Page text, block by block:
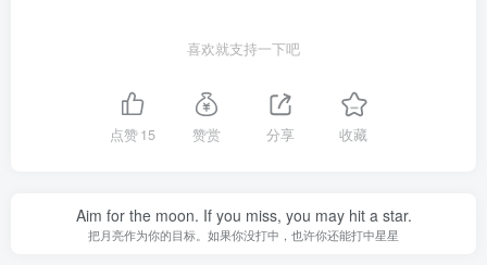
喜欢就支持一下吧
点赞15 赞赏 分享 收藏
Aim for the moon. If you miss, you may hit a star.
把月亮作为你的目标。如果你没打中，也许你还能打中星星